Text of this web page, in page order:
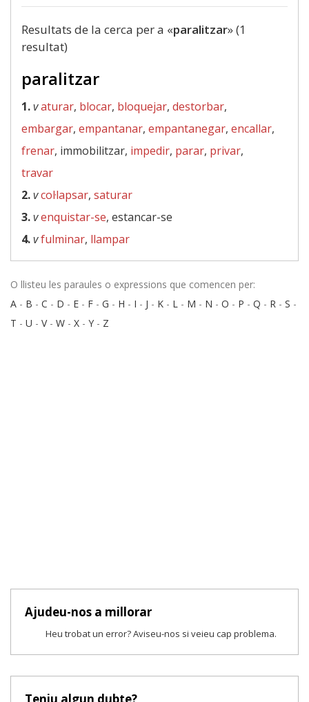
Resultats de la cerca per a «paralitzar» (1
resultat)
paralitzar
1.vaturar, blocar, bloquejar, destorbar,
embargar, empantanar, empantanegar, encallar,
frenar, immobilitzar, impedir, parar, privar,
travar
2.vcol·lapsar, saturar
3.venquistar-se, estancar-se
4.vfulminar, llampar
O llisteu les paraules o expressions que comencen per:
A - B - C - D - E - F - G - H - I - J - K - L - M - N - O - P - Q - R - S -
T - U - V- W - X - Y - Z
Ajudeu-nos a millorar
Heu trobat un error? Aviseu-nos si veieu cap problema.